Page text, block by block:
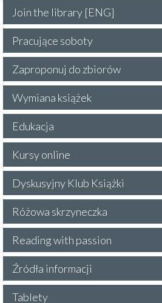
Join the library [ENG]
Pracujące soboty
Zaproponuj do zbiorów
Wymiana książek
Edukacja
Kursy online
Dyskusyjny Klub Książki
Różowa skrzyneczka
Reading with passion
Źródła informacji
Tablety